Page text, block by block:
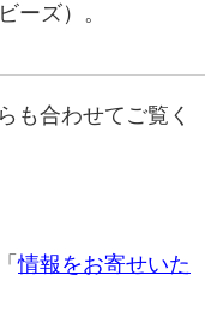
ーズ）。
も合わせてご覧く
情報をお寄せいた